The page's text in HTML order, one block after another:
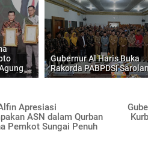
Gubernur Al Haris Buka
Rakorda PABPDSI
Apresiasi
ASN dalam Qurban
Pemkot Sungai Penuh